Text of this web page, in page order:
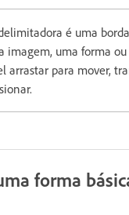
é uma
imagem, uma forma
arrastar para mover,
forma